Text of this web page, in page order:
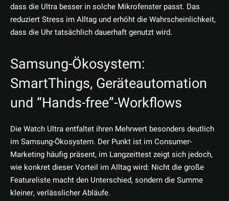
dass die Ultra besser in solche Mikrofenster passt. Das
reduziert Stress im Alltag und erhöht die Wahrscheinlichkeit,
dass die Uhr tatsächlich dauerhaft genutzt wird.
Samsung-Ökosystem:
SmartThings, Geräteautomation
und “Hands-free”-Workflows
Die Watch Ultra entfaltet ihren Mehrwert besonders deutlich
im Samsung-Ökosystem. Der Punkt ist im Consumer-
Marketing häufig präsent, im Langzeittest zeigt sich jedoch,
wie konkret dieser Vorteil im Alltag wird: Nicht die große
Featureliste macht den Unterschied, sondern die Summe
kleiner, verlässlicher Abläufe.